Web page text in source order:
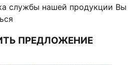
службы нашей продукции Вы
ПРЕДЛОЖЕНИЕ